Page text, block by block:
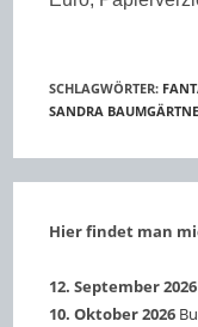
SCHLAGWÖRTER:
SANDRA
Hier findet man
12. September 2026
10. Oktober 2026